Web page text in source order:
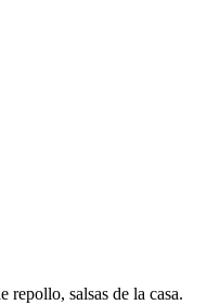
repollo, salsas de la casa.